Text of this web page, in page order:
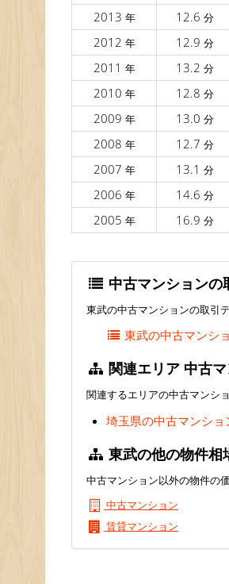
2013 年 12.6 分
2012 年 12.9 分
2011 年 13.2 分
2010 年 12.8 分
2009 年 13.0 分
2008 年 12.7 分
2007 年 13.1 分
2006 年 14.6 分
2005 年 16.9 分
中古マンションの
東武の中古マンションの取引
東武の中古マンシ
関連エリア 中古
関連するエリアの中古マンシ
埼玉県の中古マンシ
東武の他の物件相
中古マンション以外の物件の
中古マンション
賃貸マンション